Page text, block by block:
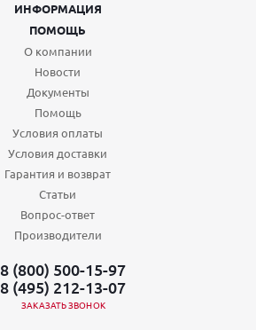
ИНФОРМАЦИЯ
ПОМОЩЬ
О компании
Новости
Документы
Помощь
Условия оплаты
Условия доставки
Гарантия и возврат
Статьи
Вопрос-ответ
Производители
8 (800) 500-15-97
8 (495) 212-13-07
ЗАКАЗАТЬ ЗВОНОК